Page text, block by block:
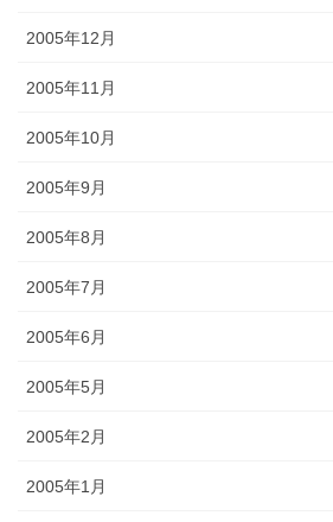
2005年12月
2005年11月
2005年10月
2005年9月
2005年8月
2005年7月
2005年6月
2005年5月
2005年2月
2005年1月